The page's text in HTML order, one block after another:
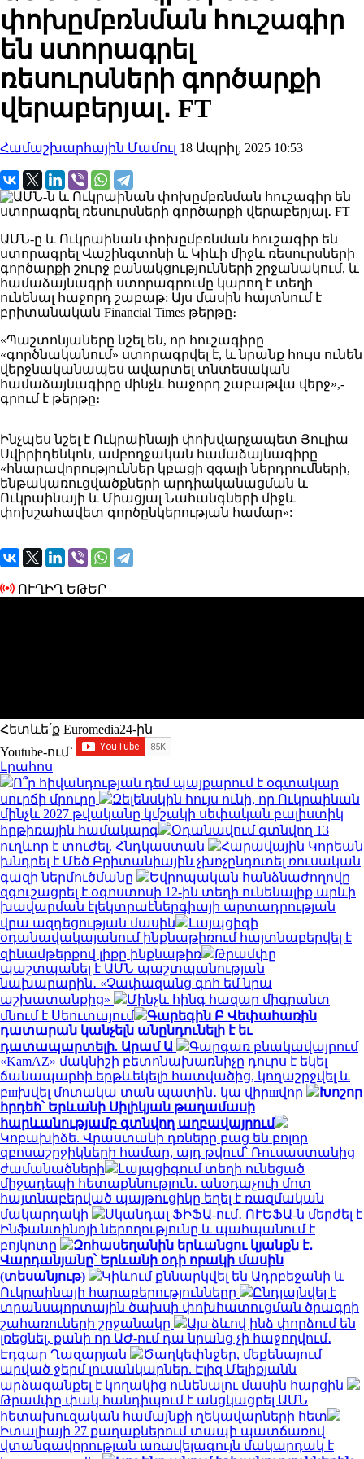
փոխըմբռնման հուշագիր
են ստորագրել
ռեսուրսների գործարքի
վերաբերյալ․ FT
Համաշխարհային Մամուլ 18 Ապրիլ, 2025 10:53
ԱՄՆ-ը և Ուկրաինան փոխըմբռնման հուշագիր են
ստորագրել Վաշինգտոնի և Կիևի միջև ռեսուրսների
գործարքի շուրջ բանակցությունների շրջանակում, և
համաձայնագրի ստորագրումը կարող է տեղի
ունենալ հաջորդ շաբաթ: Այս մասին հայտնում է
բրիտանական Financial Times թերթը։
«Պաշտոնյաները նշել են, որ հուշագիրը
«գործնականում» ստորագրվել է, և նրանք հույս ունեն
վերջնականապես ավարտել տնտեսական
համաձայնագիրը մինչև հաջորդ շաբաթվա վերջ»,-
գրում է թերթը։
Ինչպես նշել է Ուկրաինայի փոխվարչապետ Յուլիա
Սվիրիդենկոն, ամբողջական համաձայնագիրը
«հնարավորություններ կբացի զգալի ներդրումների,
ենթակառուցվածքների արդիականացման և
Ուկրաինայի և Միացյալ Նահանգների միջև
փոխշահավետ գործընկերության համար»:
ՈՒՂԻՂ ԵԹԵՐ
Հետևե՛ք Euromedia24-ին
Youtube-ում`
Լրահոս
Ո՞ր հիվանդության դեմ պայքարում է օգտակար
սուրճի մրուրը
Զելենսկին հույս ունի, որ Ուկրաինան
մինչև 2027 թվականը կմշակի սեփական բալիստիկ
հրթիռային համակարգ
Օդանավում գտնվող 13
ուղևոր է տուժել. Հնդկաստան
Հարավային Կորեան
խնդրել է Մեծ Բրիտանիային չխոչընդոտել ռուսական
գազի ներմուծմանը
Եվրոպական հանձնաժողովը
զգուշացրել է օգոստոսի 12-ին տեղի ունենալիք արևի
խավարման էլեկտրաէներգիայի արտադրության
վրա ազդեցության մասին
Լայպցիգի
օդանավակայանում ինքնաթիռում հայտնաբերվել է
զինամթերքով լիքը ինքնաթիռ
Թրամփը
պաշտպանել է ԱՄՆ պաշտպանության
նախարարին․ «Չափազանց գոհ եմ նրա
աշխատանքից»
Մինչև հինգ հազար միգրանտ
մնում է Սեուտայում
Գարեգին Բ Վեփահառին
դատարան կանչելն անընդունելի է եւ
դատապարտելի. Արամ Ա
Գարգառ բնակավայրում
«KamAZ» մակնիշի բետոնախառնիչը դուրս է եկել
ճանապարհի երթևեկելի հատվածից, կողաշրջվել և
բшխվել մոտակա տան պատին․ կա վիրшվոր
Խոշոր
հրդեհ՝ Երևանի Սիլիկյան թաղամասի
հարևանությամբ գտնվող աղբավայրում
Կոբախիձե. Վրաստանի դռները բաց են բոլոր
զբոսաշրջիկների համար, այդ թվում՝ Ռուսաստանից
ժամանածների
Լայպցիգում տեղի ունեցած
միջադեպի հետաքննություն․ անօդաչուի մոտ
հայտնաբերված պայթուցիկը եղել է ռազմական
մակարդակի
Սկանդալ ՖԻՖԱ-ում․ ՈՒԵՖԱ-ն մերժել է
Ինֆանտինոյի ներողությունը և պահպանում է
բոյկոտը
Զոհասեղանին երևանցու կյանքն է․
Վարդանյանը՝ Երևանի օդի որակի մասին
(տեսանյութ)
Կիևում քննարկվել են Ադրբեջանի և
Ուկրաինայի հարաբերությունները
Ընդլայնվել է
տրանսպորտային ծախսի փոխհատուցման ծրագրի
շահառուների շրջանակը
Այս ձևով ինձ փորձում են
լռեցնել, քանի որ ԱԺ-ում դա նրանց չի հաջողվում․
Էդգար Ղազարյան
Ծաղկեփնջեր, մեքենայում
արված ջերմ լուսանկարներ. Էլիզ Մելիքյանն
արձագանքել է կողակից ունենալու մասին հարցին
Թրամփը փակ հանդիպում է անցկացրել ԱՄՆ
հետախուզական համայնքի ղեկավարների հետ
Իտալիայի 27 քաղաքներում տապի պատճառով
վտանգավորության առավելագույն մակարդակ է